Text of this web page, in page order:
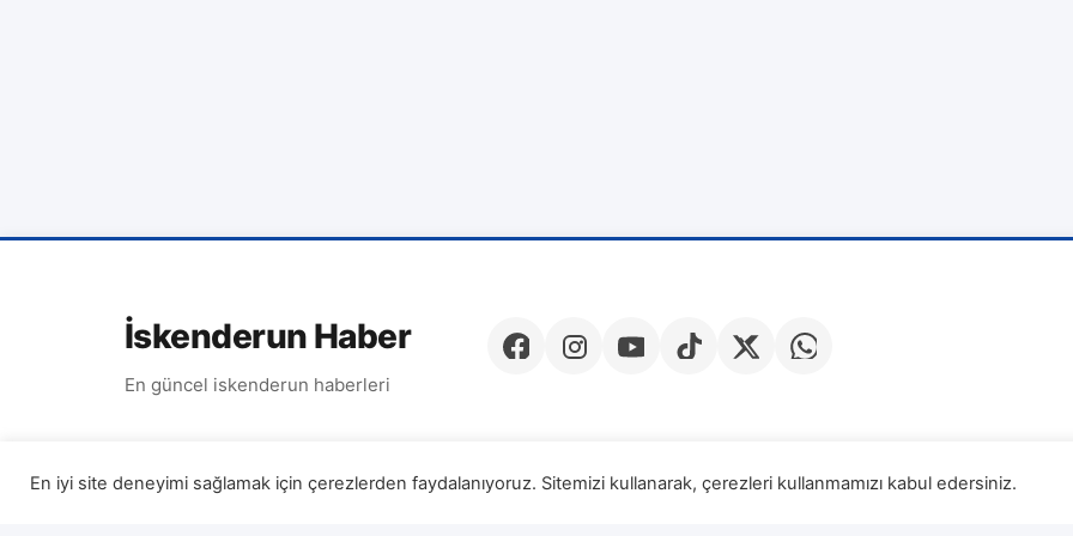
İskenderun Haber
En güncel iskenderun haberleri
En iyi site deneyimi sağlamak için çerezlerden faydalanıyoruz. Sitemizi kullanarak, çerezleri kullanmamızı kabul edersiniz.